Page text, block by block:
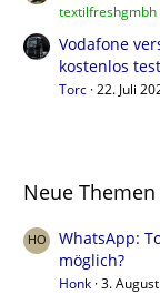
textilfreshgmbh
Vodafone
kostenlos
Torc 22. Juli
Neue Themen
WhatsApp:
möglich?
Honk 3.